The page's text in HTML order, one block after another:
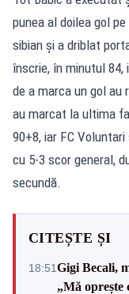
punea al doilea gol
sibian şi a driblat
înscrie, în minutul 84,
de a marca un gol
au marcat la ultima
90+8, iar FC
cu 5-3 scor general,
secundă.
CITEȘTE ȘI
18:51Gigi Becali,
„Mă oprește